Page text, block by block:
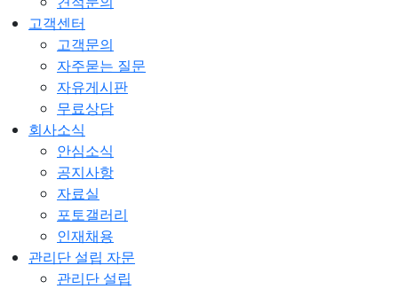
고객센터
고객문의
자주묻는 질문
자유게시판
무료상담
회사소식
안심소식
공지사항
자료실
포토갤러리
인재채용
관리단 설립 자문
관리단 설립